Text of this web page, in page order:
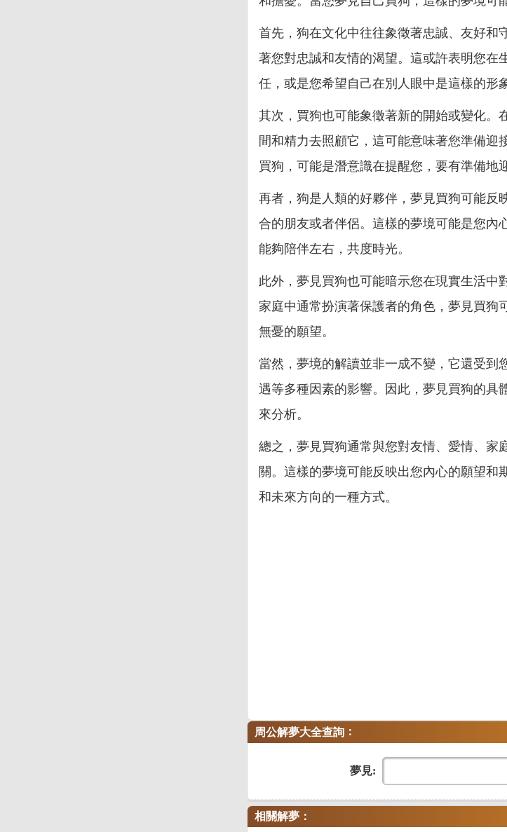
首先，狗在文化中往往象徵著忠誠、友好和
著您對忠誠和友情的渴望。這或許表明您在
任，或是您希望自己在別人眼中是這樣的形象
其次，買狗也可能象徵著新的開始或變化。
間和精力去照顧它，這可能意味著您準備迎
買狗，可能是潛意識在提醒您，要有準備地
再者，狗是人類的好夥伴，夢見買狗可能反
合的朋友或者伴侶。這樣的夢境可能是您內
能夠陪伴左右，共度時光。
此外，夢見買狗也可能暗示您在現實生活中
家庭中通常扮演著保護者的角色，夢見買狗
無憂的願望。
當然，夢境的解讀並非一成不變，它還受到
遇等多種因素的影響。因此，夢見買狗的具
來分析。
總之，夢見買狗通常與您對友情、愛情、家
關。這樣的夢境可能反映出您內心的願望和
和未來方向的一種方式。
周公解夢大全查詢 ：
夢見:
相關解夢：